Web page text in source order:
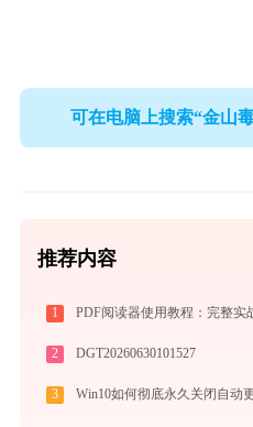
可在电脑上搜索“金山
推荐内容
1 PDF阅读器使用教程：完整实
2 DGT20260630101527
3